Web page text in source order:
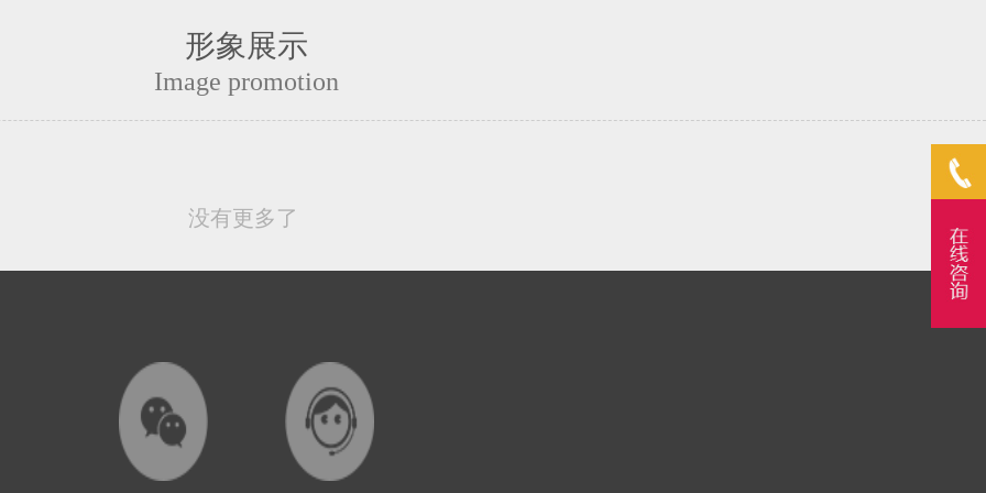
形象展示
Image promotion
没有更多了